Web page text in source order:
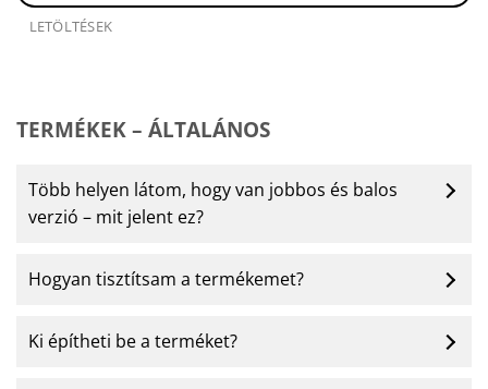
LETÖLTÉSEK
TERMÉKEK – ÁLTALÁNOS
Több helyen látom, hogy van jobbos és balos
verzió – mit jelent ez?
Hogyan tisztítsam a termékemet?
Ki építheti be a terméket?